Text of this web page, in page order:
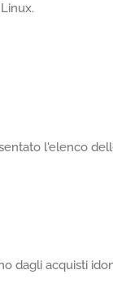
l'elenco
dagli acquisti